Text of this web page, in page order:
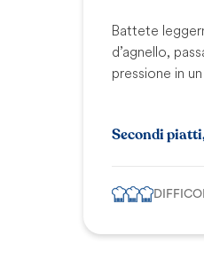
Battete
d’agnello,
pressione in
Secondi